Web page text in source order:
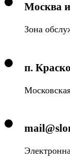
Москва
Зона
п.